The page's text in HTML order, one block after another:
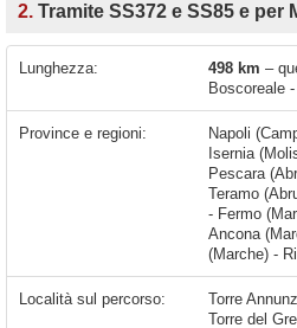
2. Tramite SS372 e SS85 e per
Lunghezza: 498 km –
Boscoreale
Province e regioni:
Napoli
Isernia
Pescara
Teramo
- Fermo
Ancona
(Marche) -
Località sul percorso: Torre Annunziata - Boscotrecase - Trecase - Torre del Greco - Ercolano - Portici - San Giorgio a Cremano - Napoli - Arpino - Casoria -